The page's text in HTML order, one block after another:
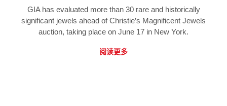
GIA has evaluated more than 30 rare and historically
significant jewels ahead of Christie’s Magnificent Jewels
auction, taking place on June 17 in New York.
阅读更多